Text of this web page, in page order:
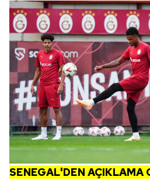
SENEGAL'DEN AÇIKLAMA